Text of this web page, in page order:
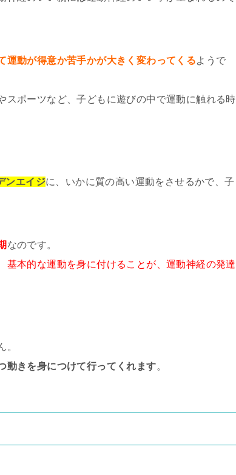
運動が得意か苦手かが大きく変わってくるようで
ポーツなど、子どもに遊びの中で運動に触れる時
ンエイジに、いかに質の高い運動をさせるかで、子
なのです。
基本的な運動を身に付けることが、運動神経の発達
。
動きを身につけて行ってくれます。